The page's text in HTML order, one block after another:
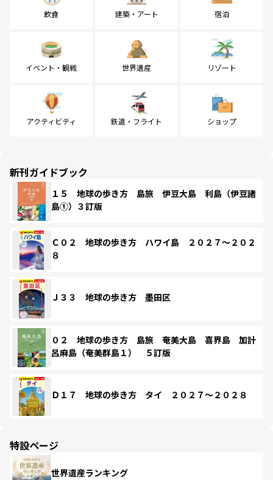
飲食 建築・アート 宿泊
イベント・観戦 世界遺産 リゾート
アクティビティ 鉄道・フライト ショップ
新刊ガイドブック
１５ 地球の歩き方 島旅 伊豆大島 利島（伊豆諸
島①）３訂版
Ｃ０２ 地球の歩き方 ハワイ島 ２０２７～２０２
８
Ｊ３３ 地球の歩き方 墨田区
０２ 地球の歩き方 島旅 奄美大島 喜界島 加計
呂麻島（奄美群島１） ５訂版
Ｄ１７ 地球の歩き方 タイ ２０２７～２０２８
特設ページ
世界遺産ランキング